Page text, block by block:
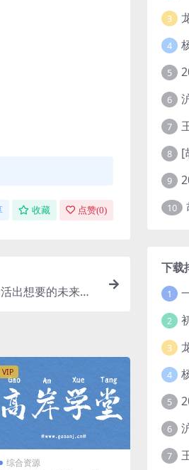
收藏 点赞(0)
出想要的未来
VIP
综合资源
3
4
5
6
7
8
9
10
下载
1
2
3
4
5
6
7